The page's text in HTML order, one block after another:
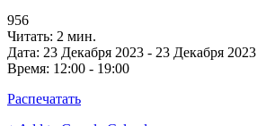
956
Читать: 2 мин.
Дата: 23 Декабря 2023 - 23 Декабря 2023
Время: 12:00 - 19:00
Распечатать